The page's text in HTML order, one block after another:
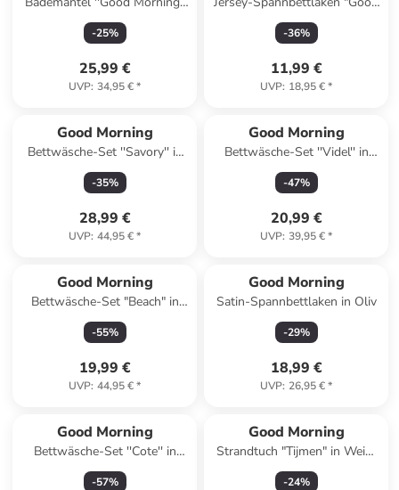
in Petrol
-25%
25,99 €
UVP: 34,95 €*
Morning" in Grün
-36%
11,99 €
UVP: 18,95 €*
Good Morning
Bettwäsche-Set ''Savory'' in
Grün/ Bunt
-35%
28,99 €
UVP: 44,95 €*
Good Morning
Bettwäsche-Set ''Videl'' in
Weiß/ Beige/ Bunt
-47%
20,99 €
UVP: 39,95 €*
Good Morning
Bettwäsche-Set "Beach" in
Hellblau/ Beige
-55%
19,99 €
UVP: 44,95 €*
Good Morning
Satin-Spannbettlaken in Oliv
-29%
18,99 €
UVP: 26,95 €*
Good Morning
Bettwäsche-Set ''Cote'' in
Sand
-57%
Good Morning
Strandtuch "Tijmen" in Weiß/
Blau
-24%